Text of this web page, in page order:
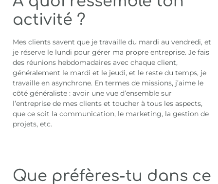
activité ?
Mes clients savent que je travaille du mardi au vendredi, et
je réserve le lundi pour gérer ma propre entreprise. Je fais
des réunions hebdomadaires avec chaque client,
généralement le mardi et le jeudi, et le reste du temps, je
travaille en asynchrone. En termes de missions, j’aime le
côté généraliste : avoir une vue d’ensemble sur
l’entreprise de mes clients et toucher à tous les aspects,
que ce soit la communication, le marketing, la gestion de
projets, etc.
Que préfères-tu dans ce